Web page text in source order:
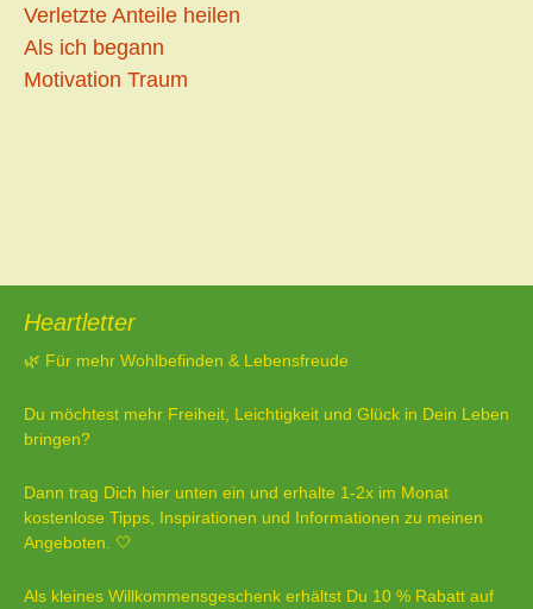
Verletzte Anteile heilen
Als ich begann
Motivation Traum
Heartletter
🌿 Für mehr Wohlbefinden & Lebensfreude
Du möchtest mehr Freiheit, Leichtigkeit und Glück in Dein Leben
bringen?
Dann trag Dich hier unten ein und erhalte 1-2x im Monat
kostenlose Tipps, Inspirationen und Informationen zu meinen
Angeboten. 🤍
Als kleines Willkommensgeschenk erhältst Du 10 % Rabatt auf